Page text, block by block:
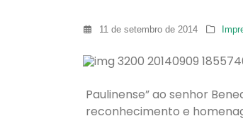
11 de setembro de 2014
Paulinense” ao senhor
reconhecimento e